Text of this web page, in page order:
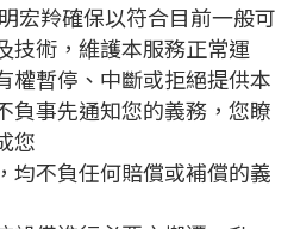
宏羚確保以符合目前一般可
技術，維護本服務正常運
權暫停、中斷或拒絕提供本
負事先通知您的義務，您瞭
您
均不負任何賠償或補償的義